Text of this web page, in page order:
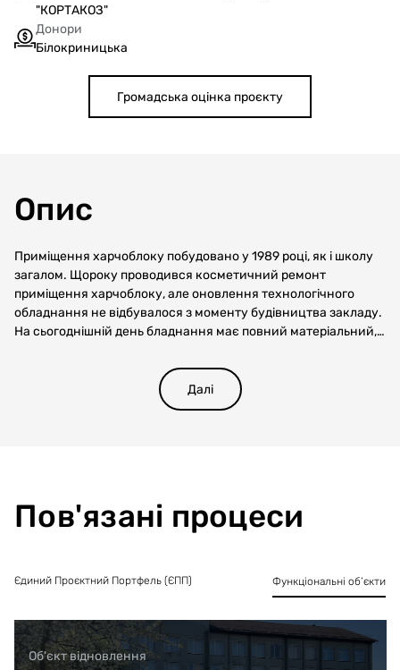
"КОРТАКОЗ"
Донори
Білокриницька
Громадська оцінка проєкту
Опис
Приміщення харчоблоку побудовано у 1989 році, як і школу
загалом. Щороку проводився косметичний ремонт
приміщення харчоблоку, але оновлення технологічного
обладнання не відбувалося з моменту будівництва закладу.
На сьогоднішній день бладнання має повний матеріальний,
і наявне технічне обладнання потребують оновлення,
заміни та переоснащення, яке б відповідало сучасним
вимогам. Обладнання та стан харчоблоків застарілі, що не
обладнанням харчоблоку надасть можливість покращити
процес приготування їжі для учнів та збільшити виробничі
потужності. Крім того, суттєво поліпшаться умови роботи
Далі
Пов'язані процеси
Єдиний Проєктний Портфель (ЄПП) Функціональні об’єкти
Об'єкт відновлення